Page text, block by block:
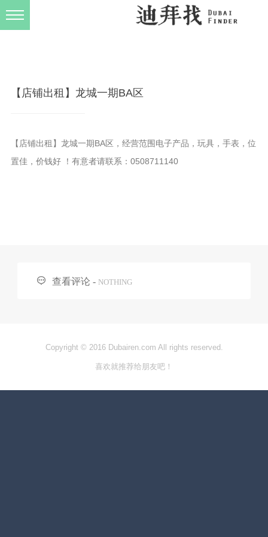
【店铺出租】龙城一期BA区
【店铺出租】龙城一期BA区，经营范围电子产品，玩具，手表，位
置佳，价钱好 ！有意者请联系：0508711140
 查看评论 - NOTHING
Copyright © 2016 Dubairen.com All rights reserved.
喜欢就推荐给朋友吧！